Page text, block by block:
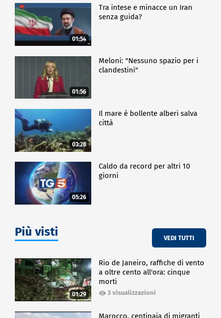
01:54
Tra intese e minacce un Iran
senza guida?
01:56
Meloni: "Nessuno spazio per i
clandestini"
03:28
Il mare è bollente alberi salva
città
05:26
Caldo da record per altri 10
giorni
Più visti VEDI TUTTI
01:29
Rio de Janeiro, raffiche di vento
a oltre cento all'ora: cinque
morti
3 visualizzazioni
Marocco, centinaia di migranti